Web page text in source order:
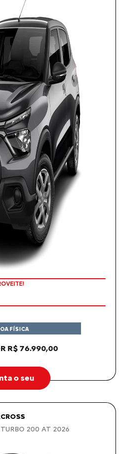
R$ 76.990,00
FÍSICA
o seu
TURBO 200 AT 2026